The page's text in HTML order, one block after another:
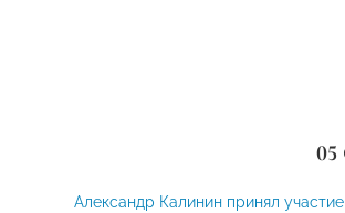
05
Александр Калинин принял